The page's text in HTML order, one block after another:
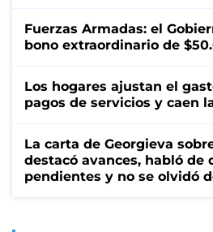
Fuerzas Armadas: el
bono extraordinario de
Los hogares ajustan el
pagos de servicios y caen
La carta de Georgieva
destacó avances, habló de
pendientes y no se olvidó